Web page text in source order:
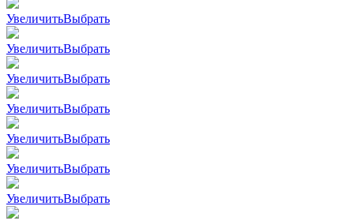
УвеличитьВыбрать
УвеличитьВыбрать
УвеличитьВыбрать
УвеличитьВыбрать
УвеличитьВыбрать
УвеличитьВыбрать
УвеличитьВыбрать